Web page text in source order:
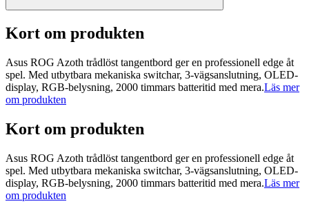
Kort om produkten
Asus ROG Azoth trådlöst tangentbord ger en professionell edge åt
spel. Med utbytbara mekaniska switchar, 3-vägsanslutning, OLED-
display, RGB-belysning, 2000 timmars batteritid med mera.Läs mer
om produkten
Kort om produkten
Asus ROG Azoth trådlöst tangentbord ger en professionell edge åt
spel. Med utbytbara mekaniska switchar, 3-vägsanslutning, OLED-
display, RGB-belysning, 2000 timmars batteritid med mera.Läs mer
om produkten